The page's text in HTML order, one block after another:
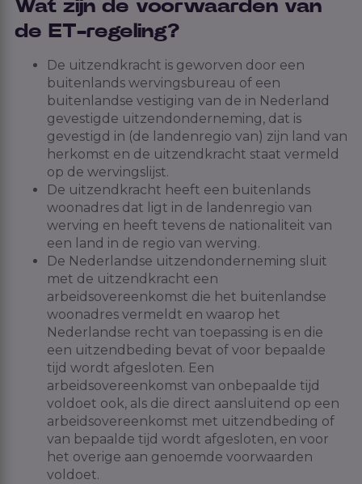
Wat zijn de voorwaarden van
de ET-regeling?
De uitzendkracht is geworven door een
buitenlands wervingsbureau of een
buitenlandse vestiging van de in Nederland
gevestigde uitzendonderneming, dat is
gevestigd in (de landenregio van) zijn land van
herkomst en de uitzendkracht staat vermeld
op de wervingslijst.
De uitzendkracht heeft een buitenlands
woonadres dat ligt in de landenregio van
werving en heeft tevens de nationaliteit van
een land in de regio van werving.
De Nederlandse uitzendonderneming sluit
met de uitzendkracht een
arbeidsovereenkomst die het buitenlandse
woonadres vermeldt en waarop het
Nederlandse recht van toepassing is en die
een uitzendbeding bevat of voor bepaalde
tijd wordt afgesloten. Een
arbeidsovereenkomst van onbepaalde tijd
voldoet ook, als die direct aansluitend op een
arbeidsovereenkomst met uitzendbeding of
van bepaalde tijd wordt afgesloten, en voor
het overige aan genoemde voorwaarden
voldoet.